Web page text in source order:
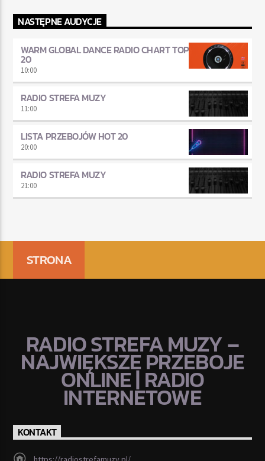
NASTĘPNE AUDYCJE
WARM GLOBAL DANCE RADIO CHART TOP
20
10:00
RADIO STREFA MUZY
11:00
LISTA PRZEBOJÓW HOT 20
20:00
RADIO STREFA MUZY
21:00
STRONA
RADIO STREFA MUZY –
NAJWIĘKSZE PRZEBOJE
ONLINE | RADIO
INTERNETOWE
KONTAKT